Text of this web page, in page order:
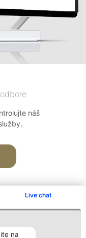
Live chat
na
náš
Kontakt